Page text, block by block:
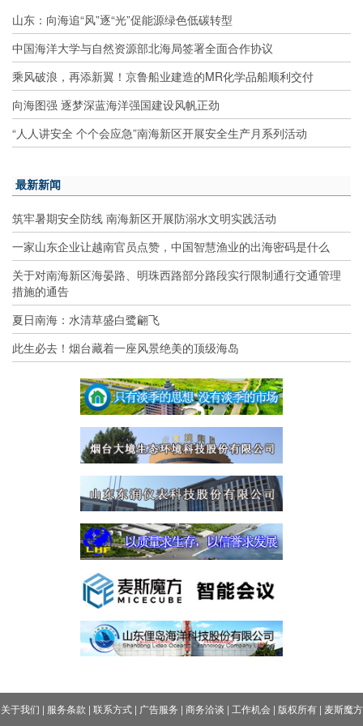
山东：向海追“风”逐“光”促能源绿色低碳转型
中国海洋大学与自然资源部北海局签署全面合作协议
乘风破浪，再添新翼！京鲁船业建造的MR化学品船顺利交付
向海图强 逐梦深蓝海洋强国建设风帆正劲
“人人讲安全 个个会应急”南海新区开展安全生产月系列活动
最新新闻
筑牢暑期安全防线 南海新区开展防溺水文明实践活动
一家山东企业让越南官员点赞，中国智慧渔业的出海密码是什么
关于对南海新区海晏路、明珠西路部分路段实行限制通行交通管理
措施的通告
夏日南海：水清草盛白鹭翩飞
此生必去！烟台藏着一座风景绝美的顶级海岛
关于我们 | 服务条款 | 联系方式| 广告服务 | 商务洽谈 | 工作机会| 版权所有| 麦斯魔方